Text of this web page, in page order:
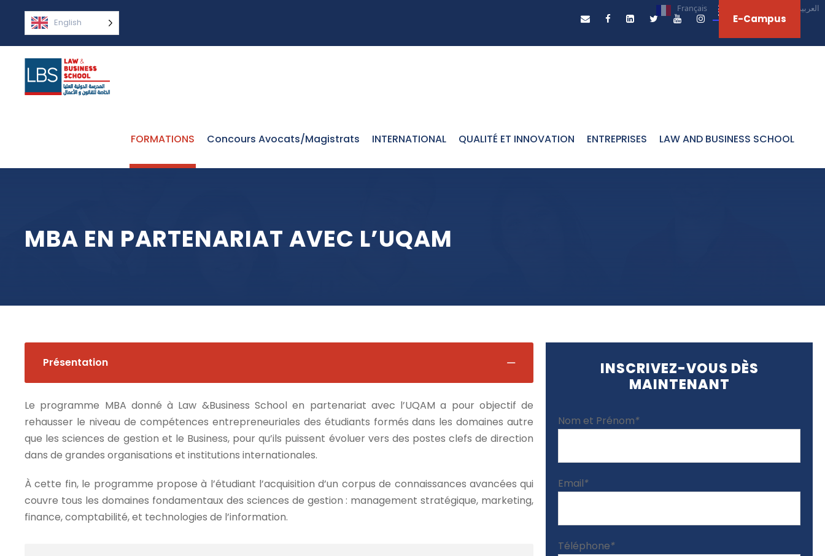
Français العربية‏
English E-Campus
FORMATIONS Concours Avocats/Magistrats INTERNATIONAL QUALITÉ ET INNOVATION ENTREPRISES LAW AND BUSINESS SCHOOL
MBA EN PARTENARIAT AVEC L’UQAM
Présentation
Le programme MBA donné à Law &Business School en partenariat avec l’UQAM a pour objectif de
rehausser le niveau de compétences entrepreneuriales des étudiants formés dans les domaines autre
que les sciences de gestion et le Business, pour qu’ils puissent évoluer vers des postes clefs de direction
dans de grandes organisations et institutions internationales.
À cette fin, le programme propose à l’étudiant l’acquisition d’un corpus de connaissances avancées qui
couvre tous les domaines fondamentaux des sciences de gestion : management stratégique, marketing,
finance, comptabilité, et technologies de l’information.
INSCRIVEZ-VOUS DÈS
MAINTENANT
Nom et Prénom*
Email*
Téléphone*